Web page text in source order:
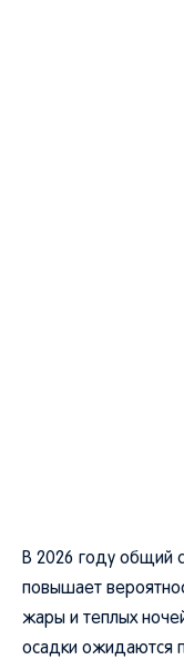
В 2026 году общий
повышает
жары и теплых
осадки ожидаются